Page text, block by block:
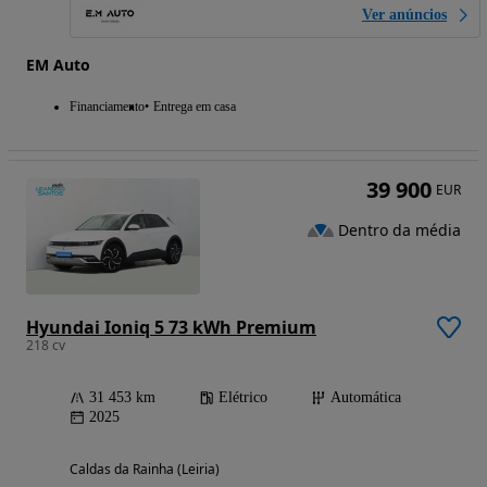
Ver anúncios
EM Auto
Financiamento Entrega em casa
Hyundai Ioniq 5 73 kWh Premium
218 cv
31 453 km Elétrico
Automática
2025
Caldas da Rainha (Leiria)
39 900 EUR
Dentro da média